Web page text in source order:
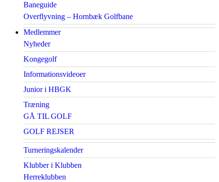
Baneguide
Overflyvning – Hornbæk Golfbane
Medlemmer
Nyheder
Kongegolf
Informationsvideoer
Junior i HBGK
Træning
GÅ TIL GOLF
GOLF REJSER
Turneringskalender
Klubber i Klubben
Herreklubben